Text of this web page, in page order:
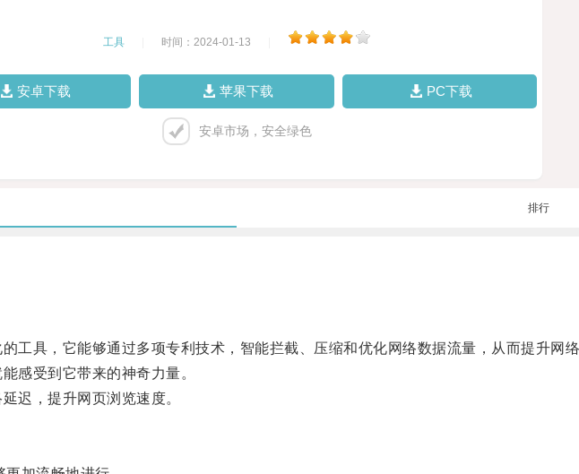
工具 时间：2024-01-13
安卓下载 苹果下载 PC下载
安卓市场，安全绿色
排行
具，它能够通过多项专利技术，智能拦截、压缩和优化网络数据流量，从而提升网络
受到它带来的神奇力量。
，提升网页浏览速度。